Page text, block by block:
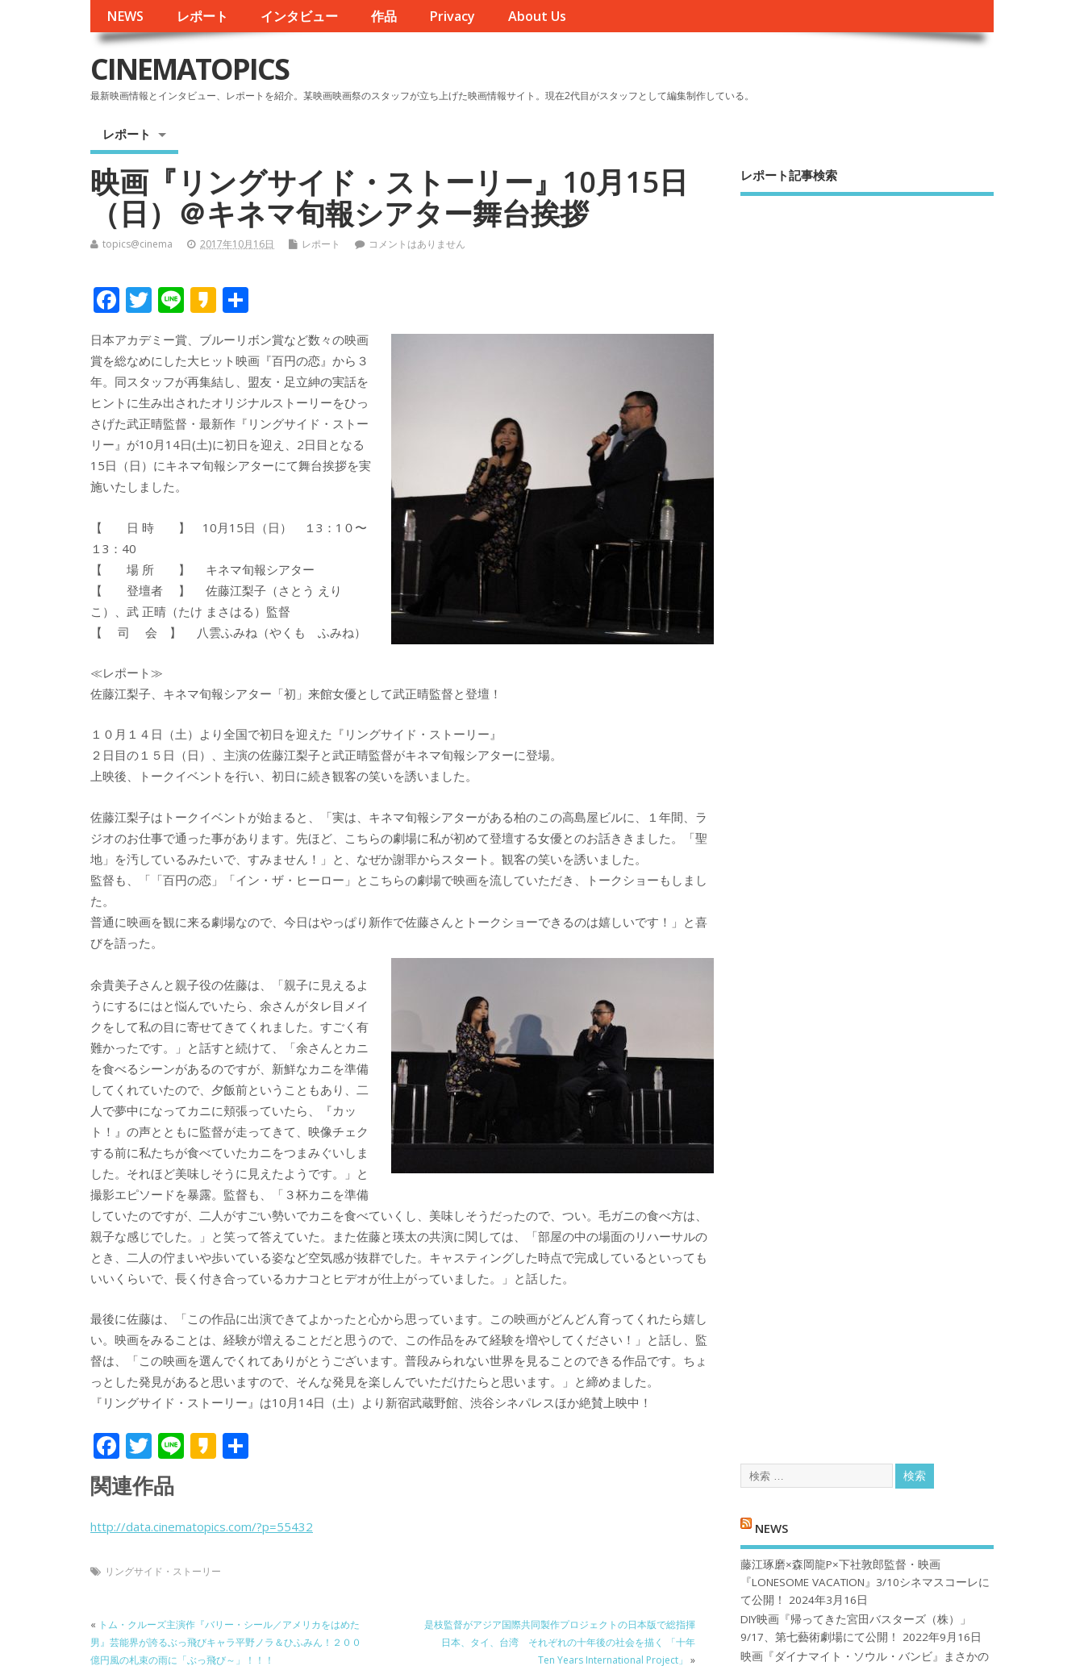
NEWS レポート インタビュー 作品 Privacy About Us
CINEMATOPICS
最新映画情報とインタビュー、レポートを紹介。某映画映画祭のスタッフが立ち上げた映画情報サイト。現在2代目がスタッフとして編集制作している。
レポート
映画『リングサイド・ストーリー』10月15日
（日）＠キネマ旬報シアター舞台挨拶
topics@cinema 2017年10月16日 レポート コメントはありません
F
e
b
o
o
k
T
itt
er
Li
n
e
K
k
a
o
有
日本アカデミー賞、ブルーリボン賞など数々の映画
賞を総なめにした大ヒット映画『百円の恋』から３
年。同スタッフが再集結し、盟友・足立紳の実話を
ヒントに生み出されたオリジナルストーリーをひっ
さげた武正晴監督・最新作『リングサイド・ストー
リー』が10月14日(土)に初日を迎え、2日目となる
15日（日）にキネマ旬報シアターにて舞台挨拶を実
施いたしました。
【 日 時 】 10月15日（日） １3：1０〜
１3：40
【 場 所 】 キネマ旬報シアター
【 登壇者 】 佐藤江梨子（さとう えり
こ）、武 正晴（たけ まさはる）監督
【 司 会 】 八雲ふみね（やくも ふみね）
≪レポート≫
佐藤江梨子、キネマ旬報シアター「初」来館女優として武正晴監督と登壇！
１０月１４日（土）より全国で初日を迎えた『リングサイド・ストーリー』
２日目の１５日（日）、主演の佐藤江梨子と武正晴監督がキネマ旬報シアターに登場。
上映後、トークイベントを行い、初日に続き観客の笑いを誘いました。
佐藤江梨子はトークイベントが始まると、「実は、キネマ旬報シアターがある柏のこの高島屋ビルに、１年間、ラ
ジオのお仕事で通った事があります。先ほど、こちらの劇場に私が初めて登壇する女優とのお話ききました。「聖
地」を汚しているみたいで、すみません！」と、なぜか謝罪からスタート。観客の笑いを誘いました。
監督も、「「百円の恋」「イン・ザ・ヒーロー」とこちらの劇場で映画を流していただき、トークショーもしまし
た。
普通に映画を観に来る劇場なので、今日はやっぱり新作で佐藤さんとトークショーできるのは嬉しいです！」と喜
びを語った。
余貴美子さんと親子役の佐藤は、「親子に見えるよ
うにするにはと悩んでいたら、余さんがタレ目メイ
クをして私の目に寄せてきてくれました。すごく有
難かったです。」と話すと続けて、「余さんとカニ
を食べるシーンがあるのですが、新鮮なカニを準備
してくれていたので、夕飯前ということもあり、二
人で夢中になってカニに頬張っていたら、『カッ
ト！』の声とともに監督が走ってきて、映像チェク
する前に私たちが食べていたカニをつまみぐいしま
した。それほど美味しそうに見えたようです。」と
撮影エピソードを暴露。監督も、「３杯カニを準備
していたのですが、二人がすごい勢いでカニを食べていくし、美味しそうだったので、つい。毛ガニの食べ方は、
親子な感じでした。」と笑って答えていた。また佐藤と瑛太の共演に関しては、「部屋の中の場面のリハーサルの
とき、二人の佇まいや歩いている姿など空気感が抜群でした。キャスティングした時点で完成しているといっても
いいくらいで、長く付き合っているカナコとヒデオが仕上がっていました。」と話した。
最後に佐藤は、「この作品に出演できてよかったと心から思っています。この映画がどんどん育ってくれたら嬉し
い。映画をみることは、経験が増えることだと思うので、この作品をみて経験を増やしてください！」と話し、監
督は、「この映画を選んでくれてありがとうございます。普段みられない世界を見ることのできる作品です。ちょ
っとした発見があると思いますので、そんな発見を楽しんでいただけたらと思います。」と締めました。
『リングサイド・ストーリー』は10月14日（土）より新宿武蔵野館、渋谷シネパレスほか絶賛上映中！
F
ac
e
b
o
T
w
itt
er
Li K
a
関連作品
http://data.cinematopics.com/?p=55432
リングサイド・ストーリー
« トム・クルーズ主演作『バリー・シール／アメリカをはめた
男』芸能界が誇るぶっ飛びキャラ平野ノラ＆ひふみん！２００
億円風の札束の雨に「ぶっ飛び～」！！！
是枝監督がアジア国際共同製作プロジェクトの日本版で総指揮
日本、タイ、台湾 それぞれの十年後の社会を描く 「十年
Ten Years International Project」 »
レポート記事検索
NEWS
藤江琢磨×森岡龍P×下社敦郎監督・映画
『LONESOME VACATION』3/10シネマスコーレに
て公開！
2024年3月16日
DIY映画『帰ってきた宮田バスターズ（株）」
9/17、第七藝術劇場にて公開！
2022年9月16日
映画『ダイナマイト・ソウル・バンビ』まさかの